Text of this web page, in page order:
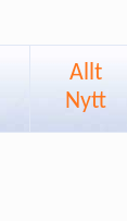
Allt
Nytt